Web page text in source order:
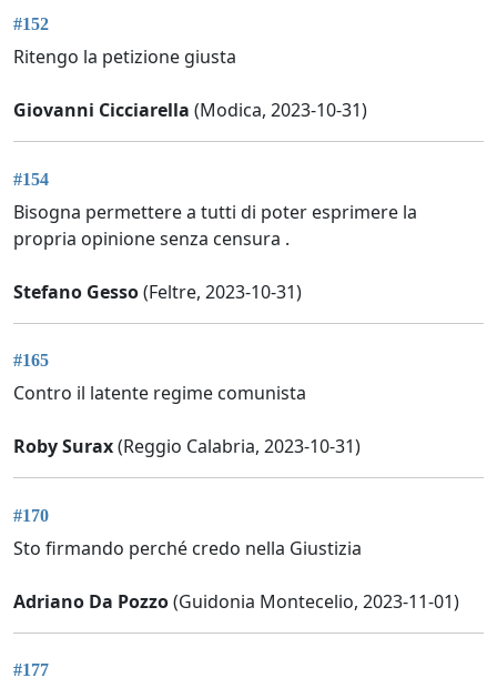
#152
Ritengo la petizione giusta
Giovanni Cicciarella (Modica, 2023-10-31)
#154
Bisogna permettere a tutti di poter esprimere la
propria opinione senza censura .
Stefano Gesso(Feltre, 2023-10-31)
#165
Contro il latente regime comunista
Roby Surax(Reggio Calabria, 2023-10-31)
#170
Sto firmando perché credo nella Giustizia
Adriano Da Pozzo(Guidonia Montecelio, 2023-11-01)
#177